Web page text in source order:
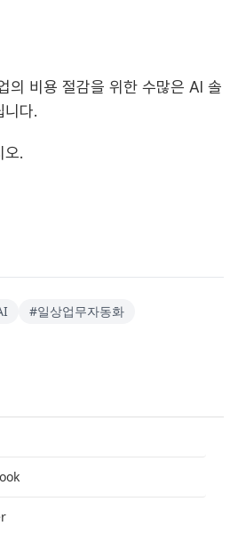
의 비용 절감을 위한 수많은 AI 솔
니다.
오.
#일상업무자동화